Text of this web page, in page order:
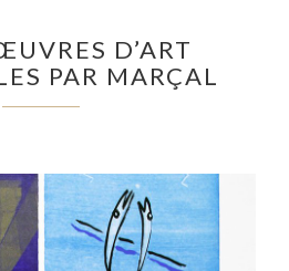
D’ART
PAR MARÇAL